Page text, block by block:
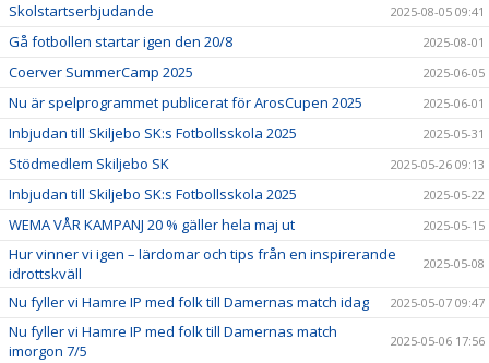
Skolstartserbjudande 2025-08-05 09:41
Gå fotbollen startar igen den 20/8 2025-08-01
Coerver SummerCamp 2025 2025-06-05
Nu är spelprogrammet publicerat för ArosCupen 2025 2025-06-01
Inbjudan till Skiljebo SK:s Fotbollsskola 2025 2025-05-31
Stödmedlem Skiljebo SK 2025-05-26 09:13
Inbjudan till Skiljebo SK:s Fotbollsskola 2025 2025-05-22
WEMA VÅR KAMPANJ 20 % gäller hela maj ut 2025-05-15
Hur vinner vi igen – lärdomar och tips från en inspirerande
idrottskväll
2025-05-08
Nu fyller vi Hamre IP med folk till Damernas match idag 2025-05-07 09:47
Nu fyller vi Hamre IP med folk till Damernas match
imorgon 7/5
2025-05-06 17:56